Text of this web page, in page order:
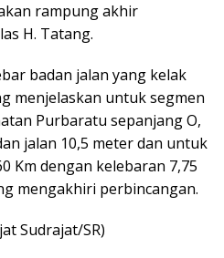
rampung akhir
H. Tatang.
badan jalan yang kelak
menjelaskan untuk segmen
Purbaratu sepanjang O,
jalan 10,5 meter dan untuk
Km dengan kelebaran 7,75
mengakhiri perbincangan.
Sudrajat/SR)